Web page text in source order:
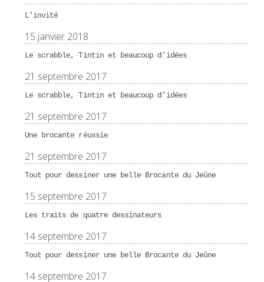
L’invité
15 janvier 2018
Le scrabble, Tintin et beaucoup d’idées
21 septembre 2017
Le scrabble, Tintin et beaucoup d’idées
21 septembre 2017
Une brocante réussie
21 septembre 2017
Tout pour dessiner une belle Brocante du Jeûne
15 septembre 2017
Les traits de quatre dessinateurs
14 septembre 2017
Tout pour dessiner une belle Brocante du Jeûne
14 septembre 2017